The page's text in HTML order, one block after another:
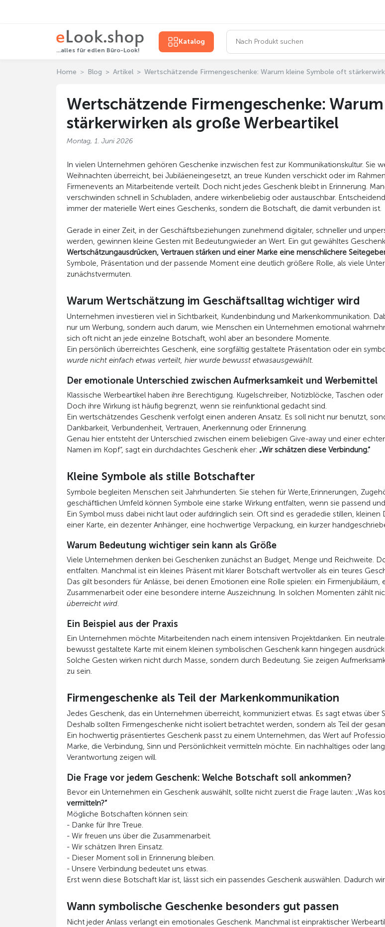
...alles für edlen Büro-Look!
Katalog
Home Blog Artikel Wertschätzende Firmengeschenke: Warum kleine Symbole oft
Wertschätzende Firmengeschenke:
stärkerwirken als große Werbeartikel
Montag, 1. Juni 2026
In vielen Unternehmen gehören Geschenke inzwischen fest zur Kommunikationskultur. Sie
Weihnachten überreicht, bei Jubiläeneingesetzt, an treue Kunden verschickt oder im
Firmenevents an Mitarbeitende verteilt. Doch nicht jedes Geschenk bleibt in Erinnerung.
verschwinden schnell in Schubladen, andere wirkenbeliebig oder austauschbar.
immer der materielle Wert eines Geschenks, sondern die Botschaft, die damit verbunden ist.
Gerade in einer Zeit, in der Geschäftsbeziehungen zunehmend digitaler, schneller und
werden, gewinnen kleine Gesten mit Bedeutungwieder an Wert. Ein gut gewähltes
Wertschätzungausdrücken, Vertrauen stärken und einer Marke eine menschlichere
Symbole, Präsentation und der passende Moment eine deutlich größere Rolle, als viele
zunächstvermuten.
Warum Wertschätzung im Geschäftsalltag wichtiger wird
Unternehmen investieren viel in Sichtbarkeit, Kundenbindung und Markenkommunikation.
nur um Werbung, sondern auch darum, wie Menschen ein Unternehmen emotional
sich oft nicht an jede einzelne Botschaft, wohl aber an besondere Momente.
Ein persönlich überreichtes Geschenk, eine sorgfältig gestaltete Präsentation oder ein
wurde nicht einfach etwas verteilt, hier wurde bewusst etwasausgewählt.
Der emotionale Unterschied zwischen Aufmerksamkeit und Werbemittel
Klassische Werbeartikel haben ihre Berechtigung. Kugelschreiber, Notizblöcke, Taschen
Doch ihre Wirkung ist häufig begrenzt, wenn sie reinfunktional gedacht sind.
Ein wertschätzendes Geschenk verfolgt einen anderen Ansatz. Es soll nicht nur benutzt,
Dankbarkeit, Verbundenheit, Vertrauen, Anerkennung oder Erinnerung.
Genau hier entsteht der Unterschied zwischen einem beliebigen Give-away und einer
Namen im Kopf“, sagt ein durchdachtes Geschenk eher: „Wir schätzen diese Verbindung.“
Kleine Symbole als stille Botschafter
Symbole begleiten Menschen seit Jahrhunderten. Sie stehen für Werte,Erinnerungen,
geschäftlichen Umfeld können Symbole eine starke Wirkung entfalten, wenn sie passend
Ein Symbol muss dabei nicht laut oder aufdringlich sein. Oft sind es geradedie stillen,
einer Karte, ein dezenter Anhänger, eine hochwertige Verpackung, ein kurzer
Warum Bedeutung wichtiger sein kann als Größe
Viele Unternehmen denken bei Geschenken zunächst an Budget, Menge und Reichweite.
entfalten. Manchmal ist ein kleines Präsent mit klarer Botschaft wertvoller als ein teures
Das gilt besonders für Anlässe, bei denen Emotionen eine Rolle spielen: ein
Zusammenarbeit oder eine besondere interne Auszeichnung. In solchen Momenten zählt
überreicht wird.
Ein Beispiel aus der Praxis
Ein Unternehmen möchte Mitarbeitenden nach einem intensiven Projektdanken. Ein
bewusst gestaltete Karte mit einem kleinen symbolischen Geschenk kann hingegen
Solche Gesten wirken nicht durch Masse, sondern durch Bedeutung. Sie zeigen
zu sein.
Firmengeschenke als Teil der Markenkommunikation
Jedes Geschenk, das ein Unternehmen überreicht, kommuniziert etwas. Es sagt etwas über
Deshalb sollten Firmengeschenke nicht isoliert betrachtet werden, sondern als Teil der
Ein hochwertig präsentiertes Geschenk passt zu einem Unternehmen, das Wert auf
Marke, die Verbindung, Sinn und Persönlichkeit vermitteln möchte. Ein nachhaltiges oder
Verantwortung zeigen will.
Die Frage vor jedem Geschenk: Welche Botschaft soll ankommen?
Bevor ein Unternehmen ein Geschenk auswählt, sollte nicht zuerst die Frage lauten: „Was
vermitteln?“
Mögliche Botschaften können sein:
- Danke für Ihre Treue.
- Wir freuen uns über die Zusammenarbeit.
- Wir schätzen Ihren Einsatz.
- Dieser Moment soll in Erinnerung bleiben.
- Unsere Verbindung bedeutet uns etwas.
Erst wenn diese Botschaft klar ist, lässt sich ein passendes Geschenk auswählen. Dadurch
Wann symbolische Geschenke besonders gut passen
Nicht jeder Anlass verlangt ein emotionales Geschenk. Manchmal ist einpraktischer